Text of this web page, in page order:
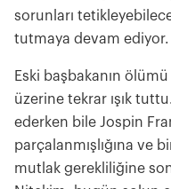
sorunları
tutmaya devam ediyor.
Eski başbakanın
üzerine tekrar ışık
ederken bile Jospin
parçalanmışlığına ve
mutlak gerekliliğine